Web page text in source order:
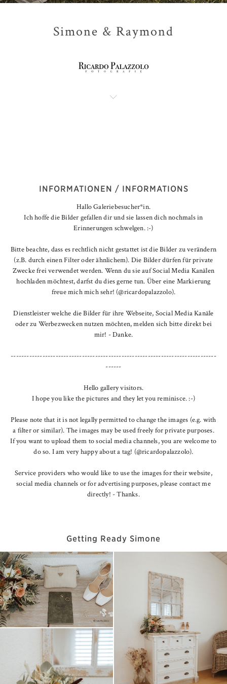
Simone & Raymond
INFORMATIONEN / INFORMATIONS
Hallo Galeriebesucher*in.
Ich hoffe die Bilder gefallen dir und sie lassen dich nochmals in
Erinnerungen schwelgen. :-)
Bitte beachte, dass es rechtlich nicht gestattet ist die Bilder zu verändern
(z.B. durch einen Filter oder ähnlichem). Die Bilder dürfen für private
Zwecke frei verwendet werden. Wenn du sie auf Social Media Kanälen
hochladen möchtest, darfst du dies gerne tun. Über eine Markierung
freue mich mich sehr! (@ricardopalazzolo).
Dienstleister welche die Bilder für ihre Webseite, Social Media Kanäle
oder zu Werbezwecken nutzen möchten, melden sich bitte direkt bei
mir! - Danke.
------------------------------------------------------------------------------
------
Hello gallery visitors.
I hope you like the pictures and they let you reminisce. :-)
Please note that it is not legally permitted to change the images (e.g. with
a filter or similar). The images may be used freely for private purposes.
If you want to upload them to social media channels, you are welcome to
do so. I am very happy about a tag! (@ricardopalazzolo).
Service providers who would like to use the images for their website,
social media channels or for advertising purposes, please contact me
directly! - Thanks.
Getting Ready Simone